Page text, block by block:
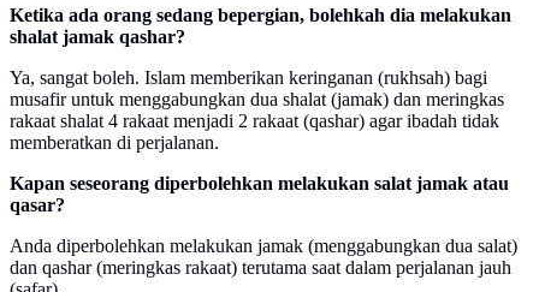
Ketika ada orang sedang bepergian, bolehkah dia melakukan
shalat jamak qashar?
Ya, sangat boleh. Islam memberikan keringanan (rukhsah) bagi
musafir untuk menggabungkan dua shalat (jamak) dan meringkas
rakaat shalat 4 rakaat menjadi 2 rakaat (qashar) agar ibadah tidak
memberatkan di perjalanan.
Kapan seseorang diperbolehkan melakukan salat jamak atau
qasar?
Anda diperbolehkan melakukan jamak (menggabungkan dua salat)
dan qashar (meringkas rakaat) terutama saat dalam perjalanan jauh